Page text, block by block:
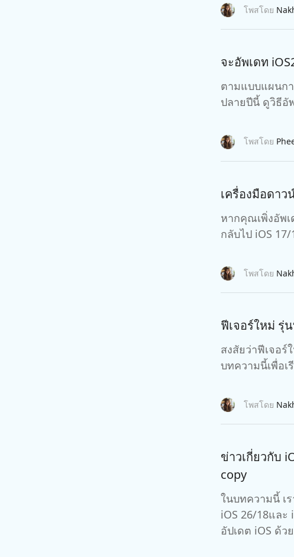
โพสโดย
จะอัพเดท
ตามแบบแผนก
ปลายปีนี้ ดูวิธีอั
โพสโดย
เครื่องมือดาว
หากคุณเพิ่งอัพ
กลับไป
โพสโดย
ฟีเจอร์ใหม่ รุ่
สงสัยว่าฟีเจอร์
บทความนี้เพื่อ
โพสโดย
ข่าวเกี่ยวกับ
copy
ในบทความนี้ เราจะนำเสนอข้อมู
iOS 26/18และ iPadOS 26/18 , ฟังก์ชันใหม่ ๆ ที่อาจเข้ามาได้ รวมถึงข้อมูลล่าสุดเกี่ยวกับการรักษาปัญหาระหว่างการ
อัปเดต iOS ด้